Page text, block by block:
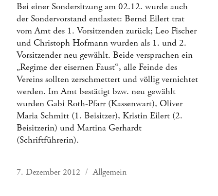
Bei einer Sondersitzung am 02.12. wurde auch
der Sondervorstand entlastet: Bernd Eilert trat
vom Amt des 1. Vorsitzenden zurück; Leo Fischer
und Christoph Hofmann wurden als 1. und 2.
Vorsitzender neu gewählt. Beide versprachen ein
„Regime der eisernen Faust“, alle Feinde des
Vereins sollten zerschmettert und völlig vernichtet
werden. Im Amt bestätigt bzw. neu gewählt
wurden Gabi Roth-Pfarr (Kassenwart), Oliver
Maria Schmitt (1. Beisitzer), Kristin Eilert (2.
Beisitzerin) und Martina Gerhardt
(Schriftführerin).
Veröffentlicht
7. Dezember 2012 Kategorien
Allgemein